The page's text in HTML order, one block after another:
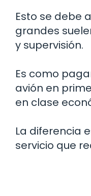
Esto se debe
grandes
y supervisión.
Es como
avión en
en clase
La diferencia
servicio que